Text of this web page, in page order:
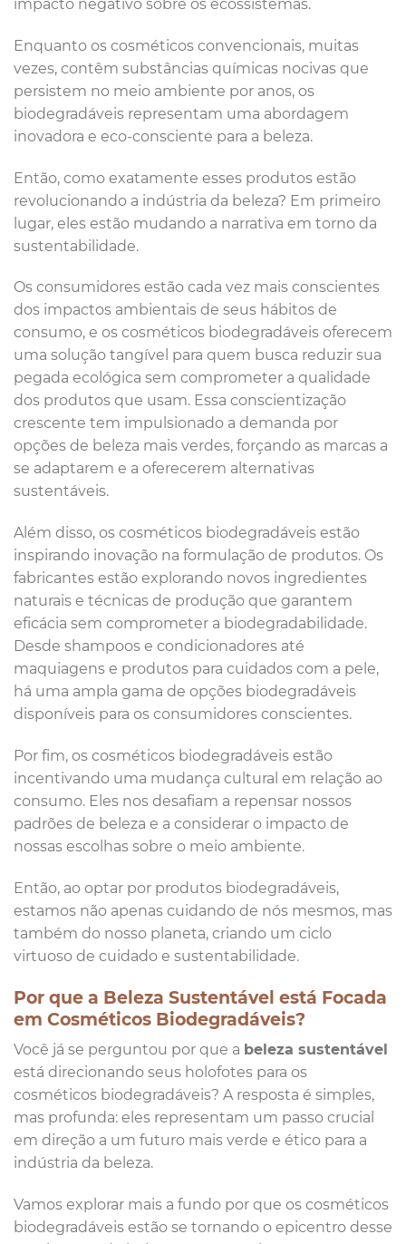
impacto negativo sobre os ecossistemas.
Enquanto os cosméticos convencionais, muitas
vezes, contêm substâncias químicas nocivas que
persistem no meio ambiente por anos, os
biodegradáveis representam uma abordagem
inovadora e eco-consciente para a beleza.
Então, como exatamente esses produtos estão
revolucionando a indústria da beleza? Em primeiro
lugar, eles estão mudando a narrativa em torno da
sustentabilidade.
Os consumidores estão cada vez mais conscientes
dos impactos ambientais de seus hábitos de
consumo, e os cosméticos biodegradáveis oferecem
uma solução tangível para quem busca reduzir sua
pegada ecológica sem comprometer a qualidade
dos produtos que usam. Essa conscientização
crescente tem impulsionado a demanda por
opções de beleza mais verdes, forçando as marcas a
se adaptarem e a oferecerem alternativas
sustentáveis.
Além disso, os cosméticos biodegradáveis estão
inspirando inovação na formulação de produtos. Os
fabricantes estão explorando novos ingredientes
naturais e técnicas de produção que garantem
eficácia sem comprometer a biodegradabilidade.
Desde shampoos e condicionadores até
maquiagens e produtos para cuidados com a pele,
há uma ampla gama de opções biodegradáveis
disponíveis para os consumidores conscientes.
Por fim, os cosméticos biodegradáveis estão
incentivando uma mudança cultural em relação ao
consumo. Eles nos desafiam a repensar nossos
padrões de beleza e a considerar o impacto de
nossas escolhas sobre o meio ambiente.
Então, ao optar por produtos biodegradáveis,
estamos não apenas cuidando de nós mesmos, mas
também do nosso planeta, criando um ciclo
virtuoso de cuidado e sustentabilidade.
Por que a Beleza Sustentável está Focada
em Cosméticos Biodegradáveis?
Você já se perguntou por que a beleza sustentável
está direcionando seus holofotes para os
cosméticos biodegradáveis? A resposta é simples,
mas profunda: eles representam um passo crucial
em direção a um futuro mais verde e ético para a
indústria da beleza.
Vamos explorar mais a fundo por que os cosméticos
biodegradáveis estão se tornando o epicentro desse